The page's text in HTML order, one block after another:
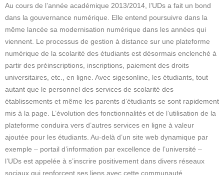
Au cours de l’année académique 2013/2014, l’UDs a fait un bond
dans la gouvernance numérique. Elle entend poursuivre dans la
même lancée sa modernisation numérique dans les années qui
viennent. Le processus de gestion à distance sur une plateforme
numérique de la scolarité des étudiants est désormais enclenché à
partir des préinscriptions, inscriptions, paiement des droits
universitaires, etc., en ligne. Avec sigesonline, les étudiants, tout
autant que le personnel des services de scolarité des
établissements et même les parents d’étudiants se sont rapidement
mis à la page. L’évolution des fonctionnalités et de l’utilisation de la
plateforme conduira vers d’autres services en ligne à valeur
ajoutée pour les étudiants. Au-delà d’un site web dynamique par
exemple – portail d’information par excellence de l’université –
l’UDs est appelée à s’inscrire positivement dans divers réseaux
sociaux qui renforcent ses liens avec cette communauté